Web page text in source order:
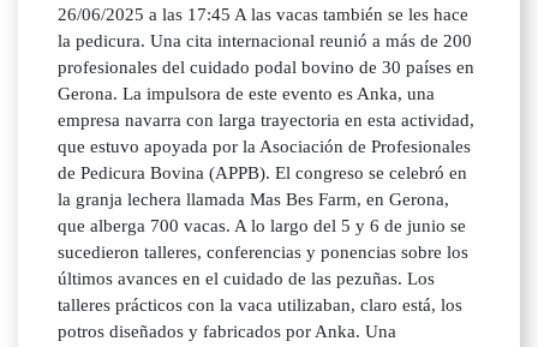
26/06/2025 a las 17:45 A las vacas también se les hace
la pedicura. Una cita internacional reunió a más de 200
profesionales del cuidado podal bovino de 30 países en
Gerona. La impulsora de este evento es Anka, una
empresa navarra con larga trayectoria en esta actividad,
que estuvo apoyada por la Asociación de Profesionales
de Pedicura Bovina (APPB). El congreso se celebró en
la granja lechera llamada Mas Bes Farm, en Gerona,
que alberga 700 vacas. A lo largo del 5 y 6 de junio se
sucedieron talleres, conferencias y ponencias sobre los
últimos avances en el cuidado de las pezuñas. Los
talleres prácticos con la vaca utilizaban, claro está, los
potros diseñados y fabricados por Anka. Una